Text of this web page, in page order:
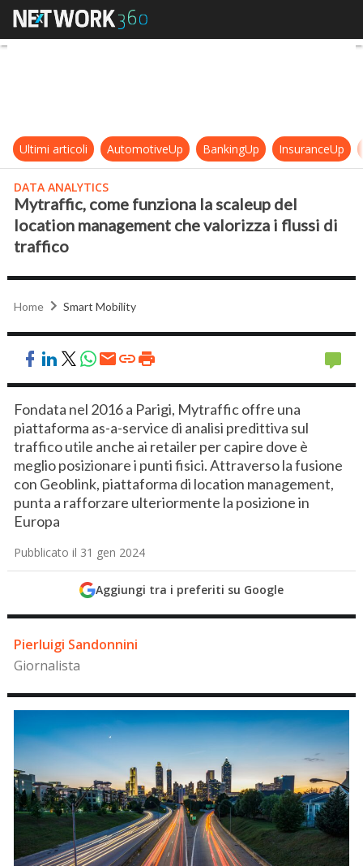
Mytraffic, come funziona la
Ultimi articoli AutomotiveUp BankingUp InsuranceUp
DATA ANALYTICS
Mytraffic, come funziona la scaleup del
location management che valorizza i flussi di
traffico
Home Smart Mobility
Fondata nel 2016 a Parigi, Mytraffic offre una
piattaforma as-a-service di analisi predittiva sul
traffico utile anche ai retailer per capire dove è
meglio posizionare i punti fisici. Attraverso la fusione
con Geoblink, piattaforma di location management,
punta a rafforzare ulteriormente la posizione in
Europa
Pubblicato il 31 gen 2024
Aggiungi tra i preferiti su Google
Pierluigi Sandonnini
Giornalista